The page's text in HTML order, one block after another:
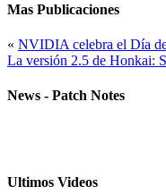
Mas Publicaciones
« NVIDIA celebra el Día
La versión 2.5 de Honkai:
News - Patch Notes
Ultimos Videos